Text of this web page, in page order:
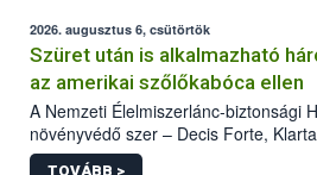
az intenzív felderítést, emellett az
hatósággal is összehangolják a
2026. augusztus 6, csütörtök
Szüret után is alkalmazható
az amerikai szőlőkabóca ellen
A Nemzeti Élelmiszerlánc-biztonsági
növényvédő szer – Decis Forte,
engedélyokiratát módosította, így
TOVÁBB >